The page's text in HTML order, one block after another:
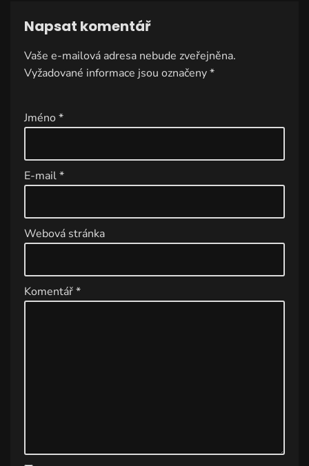
Napsat komentář
Vaše e-mailová adresa nebude zveřejněna.
Vyžadované informace jsou označeny*
Jméno *
E-mail*
Webová stránka
Komentář*
A
lt
n
ti
v